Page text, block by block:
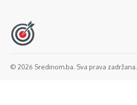
© 2026 Sredinom.ba. Sva prava zadržana.